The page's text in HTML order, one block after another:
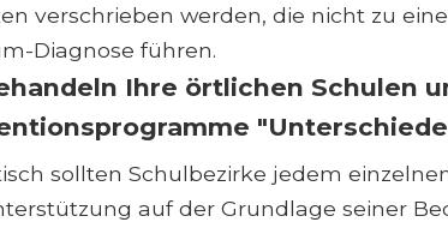
verschrieben werden, die nicht zu
Diagnose führen.
Ihre örtlichen Schulen
sollten Schulbezirke jedem
auf der Grundlage seiner